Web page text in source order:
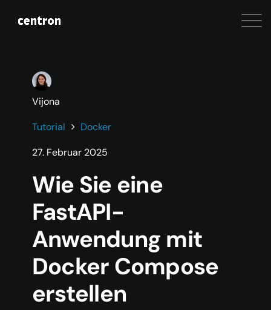
Vijona
Tutorial
Docker
27. Februar 2025
Wie Sie eine
FastAPI-
Anwendung mit
Docker Compose
erstellen